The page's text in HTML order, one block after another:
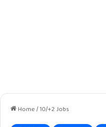
Home/10/+2 Jobs